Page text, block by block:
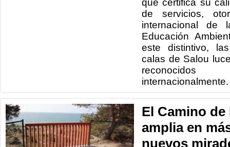
que certifica su
de servicios,
internacional de
Educación
este distintivo,
calas de Salou
internacionalmente.
El Camino de
amplia en
nuevos